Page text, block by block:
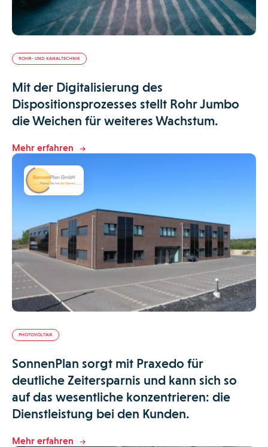
ROHR- UND KANALTECHNIK
Mit der Digitalisierung des
Dispositionsprozesses stellt Rohr Jumbo
die Weichen für weiteres Wachstum.
Mehr erfahren
PHOTOVOLTAIK
SonnenPlan sorgt mit Praxedo für
deutliche Zeitersparnis und kann sich so
auf das wesentliche konzentrieren: die
Dienstleistung bei den Kunden.
Mehr erfahren